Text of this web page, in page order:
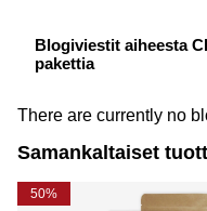
Blogiviestit aiheesta
pakettia
There are currently no
Samankaltaiset
50%